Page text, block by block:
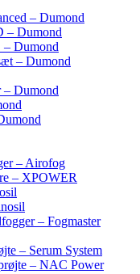
– Dumond
– Dumond
– Dumond
– Dumond
– Dumond
– Airofog
– XPOWER
– Fogmaster
– Serum System
– NAC Power